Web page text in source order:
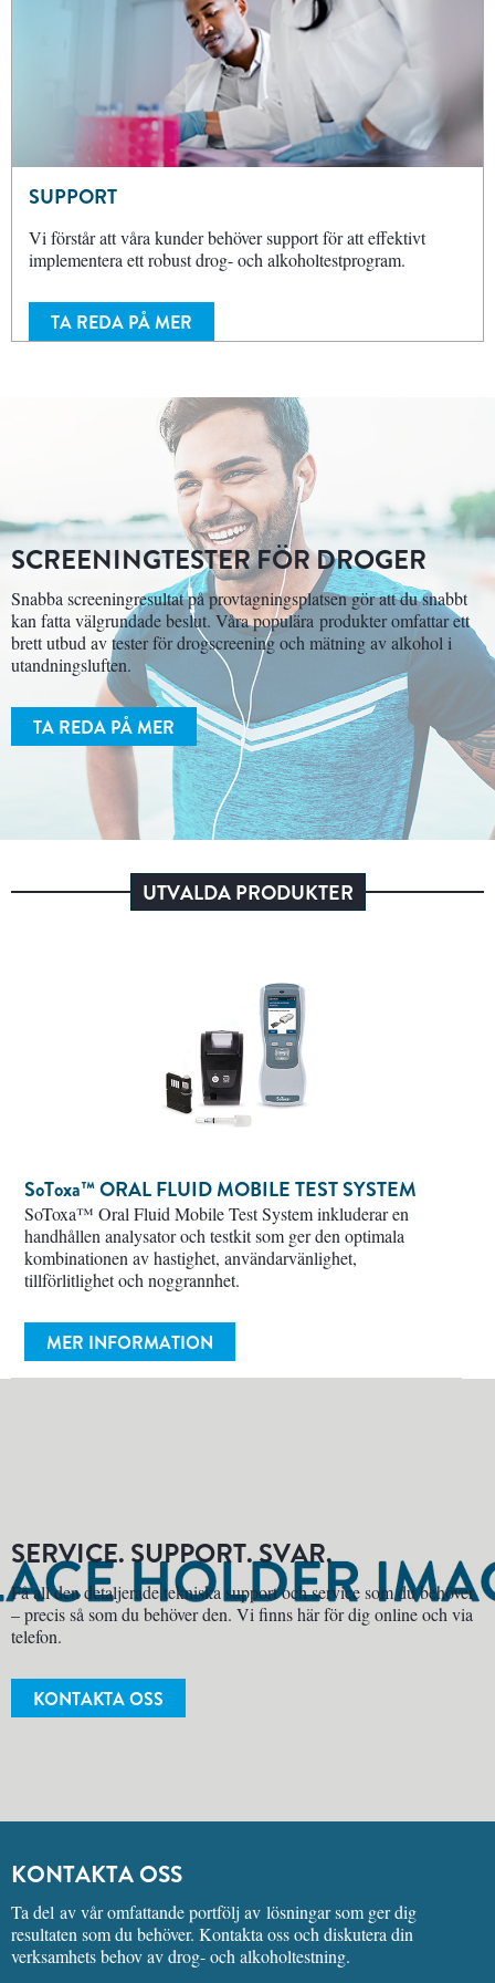
SUPPORT
Vi förstår att våra kunder behöver support för att effektivt
implementera ett robust drog- och alkoholtestprogram.
TA REDA PÅ MER
SCREENINGTESTER FÖR DROGER
Snabba screeningresultat på provtagningsplatsen gör att du snabbt
kan fatta välgrundade beslut. Våra populära produkter omfattar ett
brett utbud av tester för drogscreening och mätning av alkohol i
utandningsluften.
TA REDA PÅ MER
UTVALDA PRODUKTER
SoToxa™ORAL FLUID MOBILE TEST SYSTEM
SoToxa™ Oral Fluid Mobile Test System inkluderar en
handhållen analysator och testkit som ger den optimala
kombinationen av hastighet, användarvänlighet,
tillförlitlighet och noggrannhet.
MER INFORMATION
SERVICE. SUPPORT. SVAR.
Få all den detaljerade tekniska support och service som du behöver
– precis så som du behöver den. Vi finns här för dig online och via
telefon.
KONTAKTA OSS
KONTAKTA OSS
Ta del av vår omfattande portfölj av lösningar som ger dig
resultaten som du behöver. Kontakta oss och diskutera din
verksamhets behov av drog- och alkoholtestning.